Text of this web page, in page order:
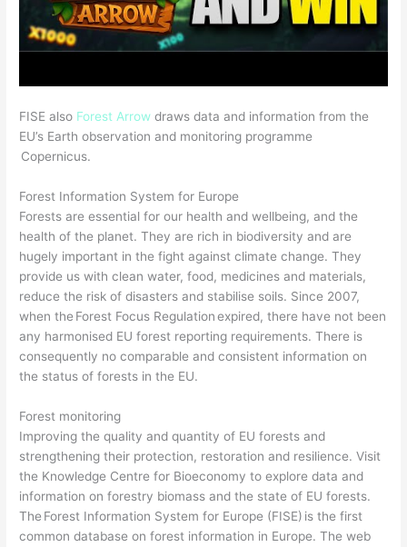
FISE also Forest Arrow draws data and information from the
EU’s Earth observation and monitoring programme
Copernicus.
Forest Information System for Europe
Forests are essential for our health and wellbeing, and the
health of the planet. They are rich in biodiversity and are
hugely important in the fight against climate change. They
provide us with clean water, food, medicines and materials,
reduce the risk of disasters and stabilise soils. Since 2007,
when the Forest Focus Regulation expired, there have not been
any harmonised EU forest reporting requirements. There is
consequently no comparable and consistent information on
the status of forests in the EU.
Forest monitoring
Improving the quality and quantity of EU forests and
strengthening their protection, restoration and resilience. Visit
the Knowledge Centre for Bioeconomy to explore data and
information on forestry biomass and the state of EU forests.
The Forest Information System for Europe (FISE) is the first
common database on forest information in Europe. The web